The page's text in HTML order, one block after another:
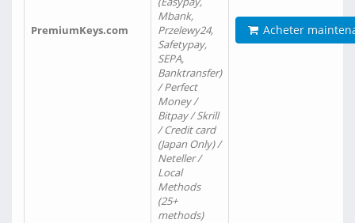
PremiumKeys.com
Mbank,
Przelewy24,
Safetypay,
SEPA,
Banktransfer)
/ Perfect
Money /
Bitpay / Skrill
/ Credit card
(Japan Only) /
Neteller /
Local
Methods
(25+
methods)
Acheter